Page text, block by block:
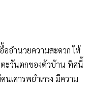
อำนวยความสะดวก ให้
ะวันตกของตัวบ้าน ทิศนี้
นเคารพยำเกรง มีความ